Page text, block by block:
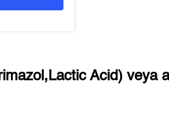
Acid) veya